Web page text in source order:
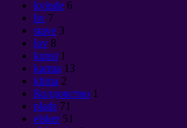
kvinde 6
liv 7
stave 3
lov 8
kunst 1
karma 13
klima 2
Колдовство 1
plads 71
elsker 51